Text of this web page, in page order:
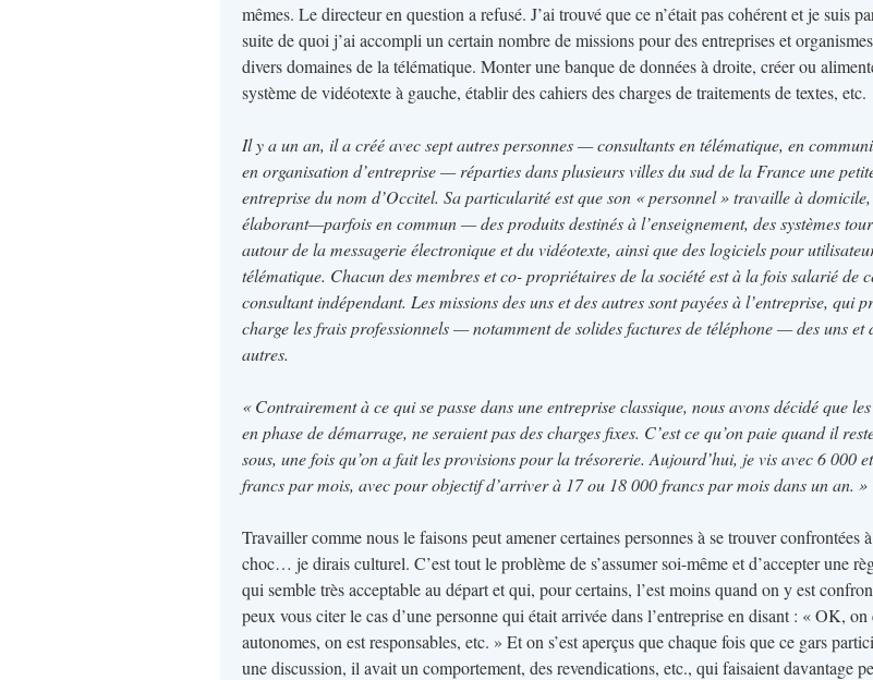
mêmes. Le directeur en question a refusé. J’ai trouvé que ce n’était pas cohérent et je suis
suite de quoi j’ai accompli un certain nombre de missions pour des entreprises et
divers domaines de la télématique. Monter une banque de données à droite, créer ou
système de vidéotexte à gauche, établir des cahiers des charges de traitements de textes, etc.
Il y a un an, il a créé avec sept autres personnes — consultants en télématique, en
en organisation d’entreprise — réparties dans plusieurs villes du sud de la France une
entreprise du nom d’Occitel. Sa particularité est que son « personnel » travaille à domicile,
élaborant—parfois en commun — des produits destinés à l’enseignement, des systèmes
autour de la messagerie électronique et du vidéotexte, ainsi que des logiciels pour
télématique. Chacun des membres et co- propriétaires de la société est à la fois salarié de
consultant indépendant. Les missions des uns et des autres sont payées à l’entreprise, qui
charge les frais professionnels — notamment de solides factures de téléphone — des uns et
autres.
« Contrairement à ce qui se passe dans une entreprise classique, nous avons décidé que
en phase de démarrage, ne seraient pas des charges fixes. C’est ce qu’on paie quand il
sous, une fois qu’on a fait les provisions pour la trésorerie. Aujourd’hui, je vis avec 6 000
francs par mois, avec pour objectif d’arriver à 17 ou 18 000 francs par mois dans un an. »
Travailler comme nous le faisons peut amener certaines personnes à se trouver confrontées
choc… je dirais culturel. C’est tout le problème de s’assumer soi-même et d’accepter une
qui semble très acceptable au départ et qui, pour certains, l’est moins quand on y est
peux vous citer le cas d’une personne qui était arrivée dans l’entreprise en disant : « OK, on
autonomes, on est responsables, etc. » Et on s’est aperçus que chaque fois que ce gars
une discussion, il avait un comportement, des revendications, etc., qui faisaient davantage